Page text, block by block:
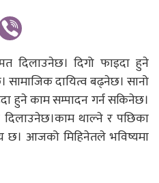
दिलाउनेछ। दिगो फाइदा हुने
सामाजिक दायित्व बढ्नेछ। सानो
हुने काम सम्पादन गर्न सकिनेछ।
दिलाउनेछ।काम थाल्ने र पछिका
छ। आजको मिहिनेतले भविष्यमा